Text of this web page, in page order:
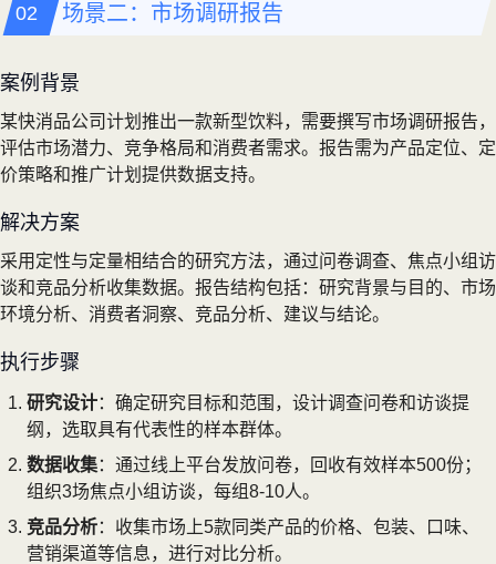
场景二：市场调研报告
案例背景
某快消品公司计划推出一款新型饮料，需要撰写市场调研报告，
评估市场潜力、竞争格局和消费者需求。报告需为产品定位、定
价策略和推广计划提供数据支持。
解决方案
采用定性与定量相结合的研究方法，通过问卷调查、焦点小组访
谈和竞品分析收集数据。报告结构包括：研究背景与目的、市场
环境分析、消费者洞察、竞品分析、建议与结论。
执行步骤
研究设计：确定研究目标和范围，设计调查问卷和访谈提
纲，选取具有代表性的样本群体。
数据收集：通过线上平台发放问卷，回收有效样本500份；
组织3场焦点小组访谈，每组8-10人。
竞品分析：收集市场上5款同类产品的价格、包装、口味、
营销渠道等信息，进行对比分析。